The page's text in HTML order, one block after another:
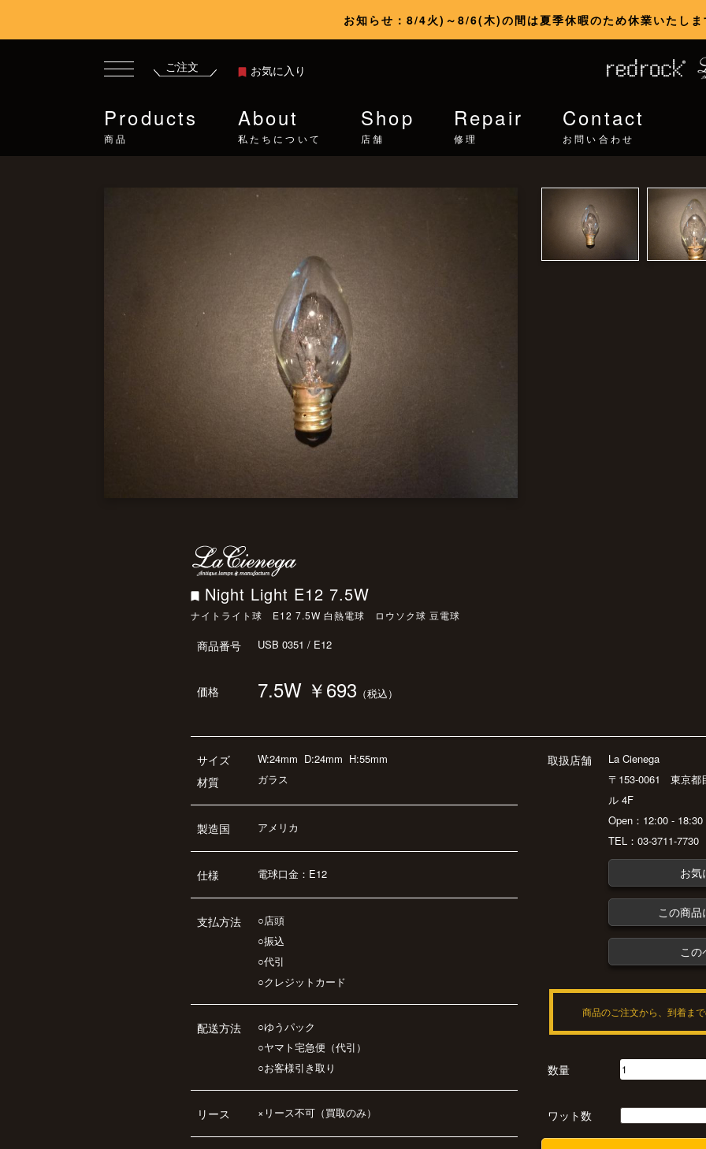
お知らせ：8/4火)～8/6(木)の間は夏季休暇のため休業いたしま
ご注文 お気に入り
Products
商品
About
私たちについて
Shop
店舗
Repair
修理
Contact
お問い合わせ
Night Light E12 7.5W
ナイトライト球 E12 7.5W 白熱電球 ロウソク球 豆電球
商品番号 USB 0351 / E12
価格 7.5W ￥693 （税込）
サイズ
材質
W:24mm D:24mm H:55mm
ガラス
製造国 アメリカ
仕様 電球口金：E12
支払方法
○店頭
○振込
○代引
○クレジットカード
配送方法
○ゆうパック
○ヤマト宅急便（代引）
○お客様引き取り
リース ×リース不可（買取のみ）
取扱店舗
La Cienega
〒153-0061 東京都
ル 4F
Open：12:00 -
TEL：03-3711-
お気
この商
この
商品のご注文から、到着ま
数量
ワット数